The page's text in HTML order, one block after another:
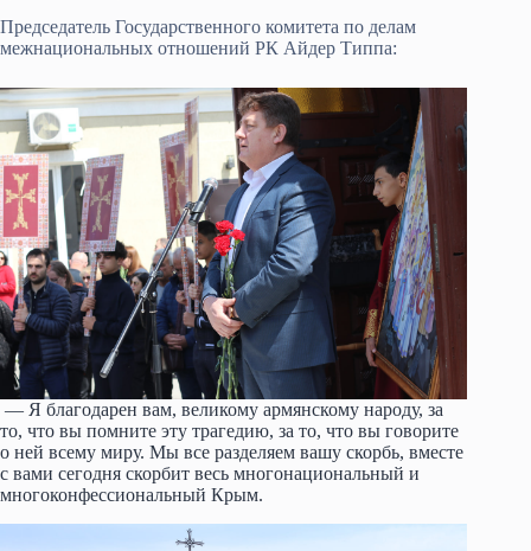
Председатель Государственного комитета по делам
межнациональных отношений РК Айдер Типпа:
— Я благодарен вам, великому армянскому народу, за
то, что вы помните эту трагедию, за то, что вы говорите
о ней всему миру. Мы все разделяем вашу скорбь, вместе
с вами сегодня скорбит весь многонациональный и
многоконфессиональный Крым.